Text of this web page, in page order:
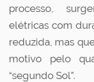
processo,
elétricas com
reduzida, mas
motivo pelo
“segundo Sol”.